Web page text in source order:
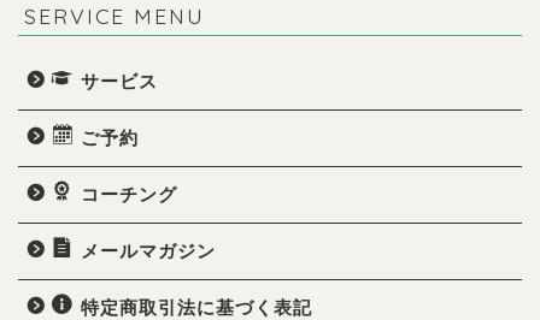
SERVICE MENU
サービス
ご予約
コーチング
メールマガジン
特定商取引法に基づく表記